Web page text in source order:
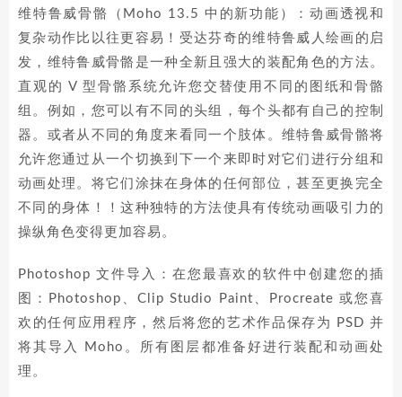
维特鲁威骨骼（Moho 13.5 中的新功能）：动画透视和
复杂动作比以往更容易！受达芬奇的维特鲁威人绘画的启
发，维特鲁威骨骼是一种全新且强大的装配角色的方法。
直观的 V 型骨骼系统允许您交替使用不同的图纸和骨骼
组。例如，您可以有不同的头组，每个头都有自己的控制
器。或者从不同的角度来看同一个肢体。维特鲁威骨骼将
允许您通过从一个切换到下一个来即时对它们进行分组和
动画处理。将它们涂抹在身体的任何部位，甚至更换完全
不同的身体！！这种独特的方法使具有传统动画吸引力的
操纵角色变得更加容易。
Photoshop 文件导入：在您最喜欢的软件中创建您的插
图：Photoshop、Clip Studio Paint、Procreate 或您喜
欢的任何应用程序，然后将您的艺术作品保存为 PSD 并
将其导入 Moho。所有图层都准备好进行装配和动画处
理。